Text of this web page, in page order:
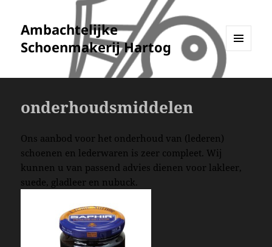
Ambachtelijke
Schoenmakerij Hartog
WIDGETS
onderhoudsmiddelen
Ons aanbod voor het onderhoud van (lederen)
schoenen en lederwaren is zeer compleet. Wij
kunnen u van passend advies dienen voor lakleer,
suede, gladleer en nubuck.